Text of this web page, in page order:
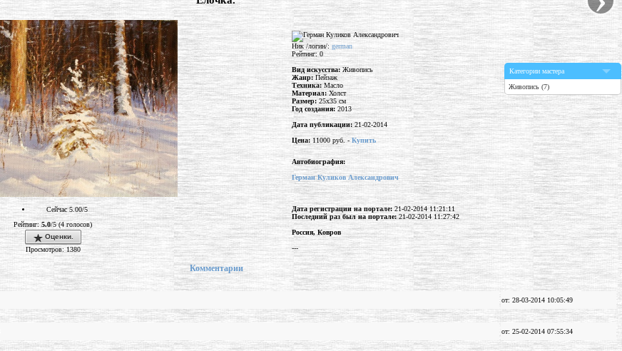
Сейчас 5.00/5
Рейтинг: 5.0/5 (4 голосов)
Оценки.
Просмотров: 1380
Ник /логин/: german
Рейтинг: 0
Вид искусства:Живопись
Жанр:Пейзаж
Техника:Масло
Материал:Холст
Размер:25x35 см
Год создания: 2013
Дата публикации:21-02-2014
Цена: 11000 руб. - Купить
Категории мастера
Живопись (7)
Автобиография:
Герман Куликов Александрович
Дата регистрации на портале: 21-02-2014 11:21:11
Последний раз был на портале:21-02-2014 11:27:42
Россия, Ковров
---
Комментарии
от: 28-03-2014 10:05:49
от: 25-02-2014 07:55:34